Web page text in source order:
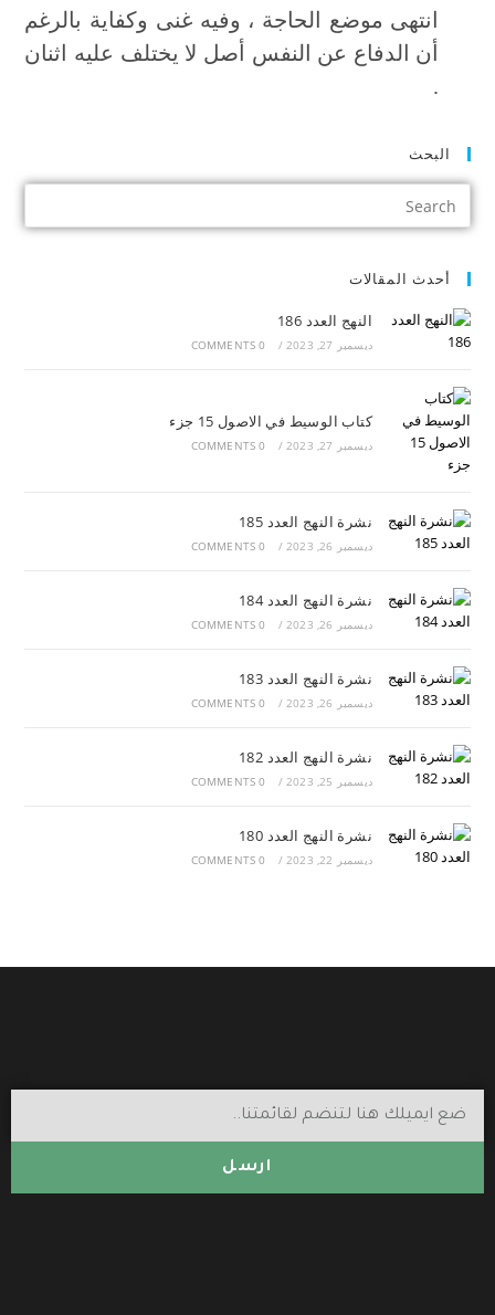
انتهى موضع الحاجة ، وفيه غنى وكفاية بالرغم
أن الدفاع عن النفس أصل لا يختلف عليه اثنان
.
البحث
أحدث المقالات
النهج العدد 186
ديسمبر 27, 2023 /
0 COMMENTS
كتاب الوسيط في الاصول 15 جزء
ديسمبر 27, 2023 /
0 COMMENTS
نشرة النهج العدد 185
ديسمبر 26, 2023 /
0 COMMENTS
نشرة النهج العدد 184
ديسمبر 26, 2023 /
0 COMMENTS
نشرة النهج العدد 183
ديسمبر 26, 2023 /
0 COMMENTS
نشرة النهج العدد 182
ديسمبر 25, 2023 /
0 COMMENTS
نشرة النهج العدد 180
ديسمبر 22, 2023 /
0 COMMENTS
ارسل